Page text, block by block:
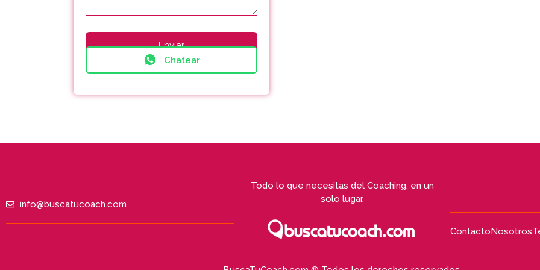
Chatear
info@buscatucoach.com
Todo lo que necesitas del Coaching, en un
solo lugar.
ContactoNosotros